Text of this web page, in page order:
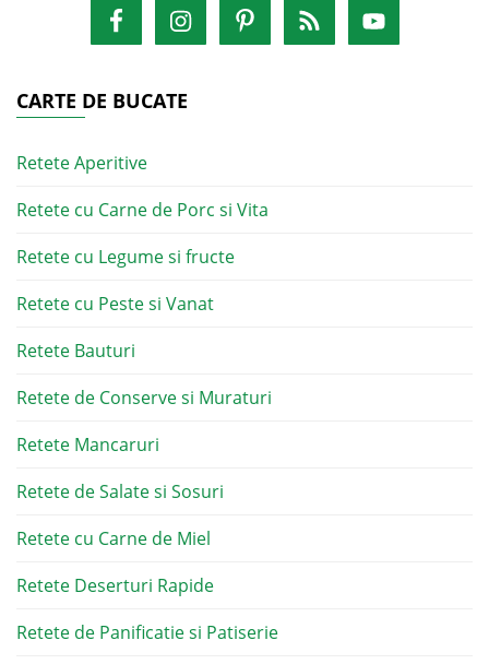
CARTE DE BUCATE
Retete Aperitive
Retete cu Carne de Porc si Vita
Retete cu Legume si fructe
Retete cu Peste si Vanat
Retete Bauturi
Retete de Conserve si Muraturi
Retete Mancaruri
Retete de Salate si Sosuri
Retete cu Carne de Miel
Retete Deserturi Rapide
Retete de Panificatie si Patiserie